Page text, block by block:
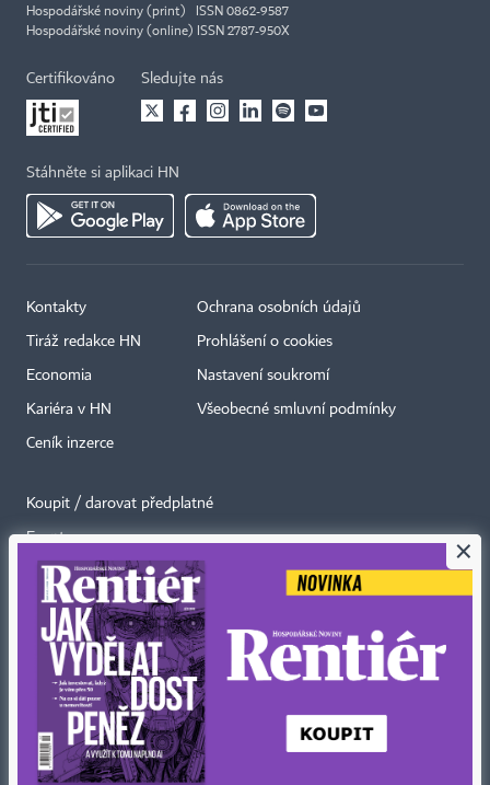
Hospodářské noviny (print) ISSN 0862-9587
Hospodářské noviny (online) ISSN 2787-950X
Certifikováno Sledujte nás
Stáhněte si aplikaci HN
Kontakty
Tiráž redakce HN
Economia
Kariéra v HN
Ceník inzerce
Ochrana osobních údajů
Prohlášení o cookies
Nastavení soukromí
Všeobecné smluvní podmínky
Koupit / darovat předplatné
Eventy
Newslettery
RSS kanály
Autorská práva vykonává vydavatel. Bez písemného svolení vydavatele je
zakázáno jakékoli užití částí nebo celku díla, zejména rozmnožování a šíření
jakýmkoli způsobem, mechanickým nebo elektronickým, v českém nebo
jiném jazyce. Bez souhlasu vydavatele je zakázáno též rozmnožování
obsahu pro účely automatizované analýzy textů nebo dat
×